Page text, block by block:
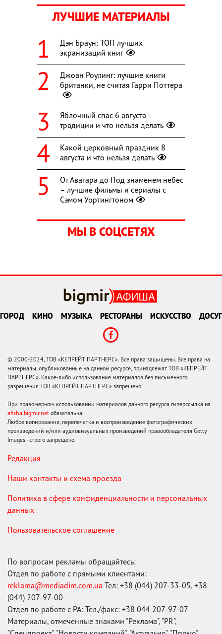
ЛУЧШИЕ МАТЕРИАЛЫ
Дэн Браун: ТОП лучших
экранизаций книг
Джоан Роулинг: лучшие книги
британки, не считая Гарри Поттера
Яблочный спас 6 августа -
традиции и что нельзя делать
Какой церковный праздник 8
августа и что нельзя делать
От Аватара до Под знаменем небес
– лучшие фильмы и сериалы с
Сэмом Уортингтоном
МЫ В СОЦСЕТЯХ
ГОРОД КИНО МУЗЫКА РЕСТОРАНЫ ИСКУССТВО ДОСУГ
© 2000-2024, ТОВ «КЕПРЕЙТ ПАРТНЕРС». Все права защищены. Все права на
материалы, опубликованные на данном ресурсе, принадлежат ТОВ «КЕПРЕЙТ
ПАРТНЕРС». Какое-либо использование материалов без письменного
разрешения ТОВ «КЕПРЕЙТ ПАРТНЕРС» запрещено.
При правомерном использовании материалов данного ресурса гиперссылка на
afisha.bigmir.net обязательна.
Любое копирование, перепечатка и воспроизведение фотографических
произведений и/или аудиовизуальных произведений правообладателя Getty
Images - строго запрещено.
Редакция
Наши контакты и схема проезда
Политика в сфере конфиденциальности и персональных
данных
Пользовательское соглашение
По вопросам рекламы обращайтесь:
Отдел по работе с прямыми клиентами:
reklama@mediadim.com.ua Тел: +38 (044) 207-33-05, +38
(044) 207-97-00
Отдел по работе с РА: Тел./факс: +38 044 207-97-07
Материалы, отмеченные знаками "Реклама", "PR",